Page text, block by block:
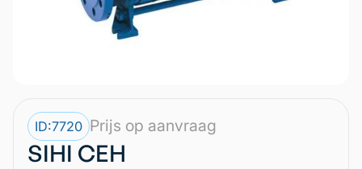
ID:7720 Prijs op aanvraag
SIHI CEH